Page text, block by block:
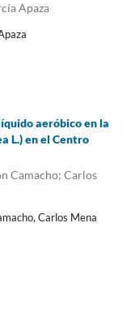
Apaza
aeróbico en la
L.) en el Centro
Camacho; Carlos
Carlos Mena